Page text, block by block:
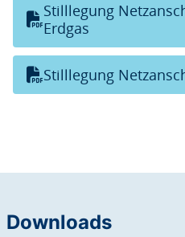
Stilllegung
Erdgas
Stilllegung
Downloads